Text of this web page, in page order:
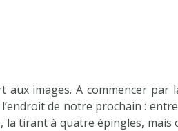
images. A commencer
de notre prochain :
tirant à quatre épingles,